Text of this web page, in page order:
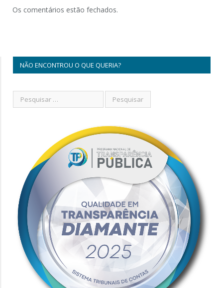
Os comentários estão fechados.
NÃO ENCONTROU O QUE QUERIA?